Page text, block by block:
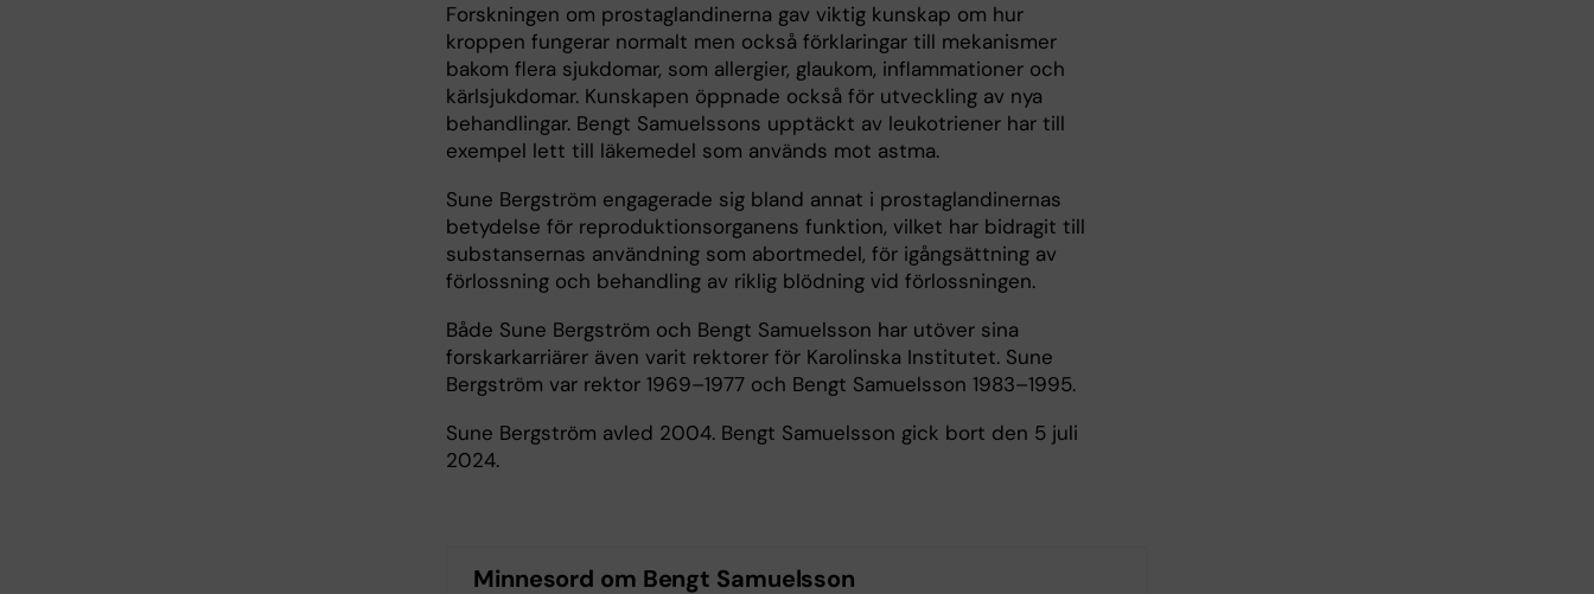
Forskningen om prostaglandinerna gav viktig kunskap om hur
kroppen fungerar normalt men också förklaringar till mekanismer
bakom flera sjukdomar, som allergier, glaukom, inflammationer och
kärlsjukdomar. Kunskapen öppnade också för utveckling av nya
behandlingar. Bengt Samuelssons upptäckt av leukotriener har till
exempel lett till läkemedel som används mot astma.
Sune Bergström engagerade sig bland annat i prostaglandinernas
betydelse för reproduktionsorganens funktion, vilket har bidragit till
substansernas användning som abortmedel, för igångsättning av
förlossning och behandling av riklig blödning vid förlossningen.
Både Sune Bergström och Bengt Samuelsson har utöver sina
forskarkarriärer även varit rektorer för Karolinska Institutet. Sune
Bergström var rektor 1969–1977 och Bengt Samuelsson 1983–1995.
Sune Bergström avled 2004. Bengt Samuelsson gick bort den 5 juli
2024.
Minnesord om Bengt Samuelsson